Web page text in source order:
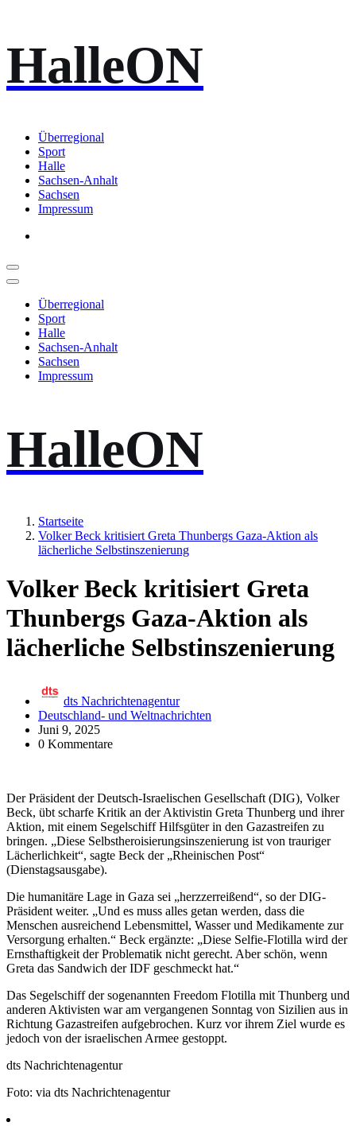
Inhalt
springen
HalleON
Überregional
Sport
Halle
Sachsen-Anhalt
Sachsen
Impressum
Überregional
Sport
Halle
Sachsen-Anhalt
Sachsen
Impressum
HalleON
Startseite
Volker Beck kritisiert Greta Thunbergs Gaza-Aktion als
lächerliche Selbstinszenierung
Volker Beck kritisiert Greta
Thunbergs Gaza-Aktion als
lächerliche Selbstinszenierung
dts Nachrichtenagentur
Deutschland- und Weltnachrichten
Juni 9, 2025
0 Kommentare
Der Präsident der Deutsch-Israelischen Gesellschaft (DIG), Volker
Beck, übt scharfe Kritik an der Aktivistin Greta Thunberg und ihrer
Aktion, mit einem Segelschiff Hilfsgüter in den Gazastreifen zu
bringen. „Diese Selbstheroisierungsinszenierung ist von trauriger
Lächerlichkeit“, sagte Beck der „Rheinischen Post“
(Dienstagsausgabe).
Die humanitäre Lage in Gaza sei „herzzerreißend“, so der DIG-
Präsident weiter. „Und es muss alles getan werden, dass die
Menschen ausreichend Lebensmittel, Wasser und Medikamente zur
Versorgung erhalten.“ Beck ergänzte: „Diese Selfie-Flotilla wird der
Ernsthaftigkeit der Problematik nicht gerecht. Aber schön, wenn
Greta das Sandwich der IDF geschmeckt hat.“
Das Segelschiff der sogenannten Freedom Flotilla mit Thunberg und
anderen Aktivisten war am vergangenen Sonntag von Sizilien aus in
Richtung Gazastreifen aufgebrochen. Kurz vor ihrem Ziel wurde es
jedoch von der israelischen Armee gestoppt.
dts Nachrichtenagentur
Foto: via dts Nachrichtenagentur